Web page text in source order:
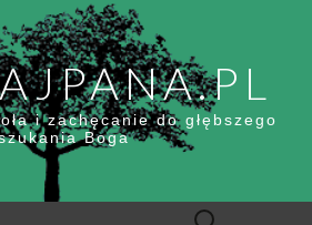
i zachęcanie do głębszego
Boga
Szukaj: